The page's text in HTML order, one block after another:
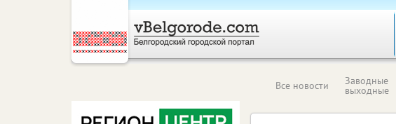
Все новости Заводные
выходные